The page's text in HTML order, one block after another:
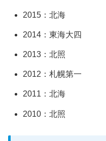
2015：北海
2014：東海大四
2013：北照
2012：札幌第一
2011：北海
2010：北照